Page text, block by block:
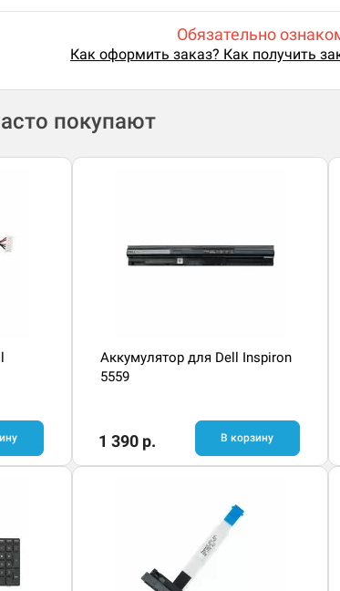
Обязательно
Как оформить заказ? Как получить
покупают
Аккумулятор для Dell Inspiron
5559
1 390 р. В корзину